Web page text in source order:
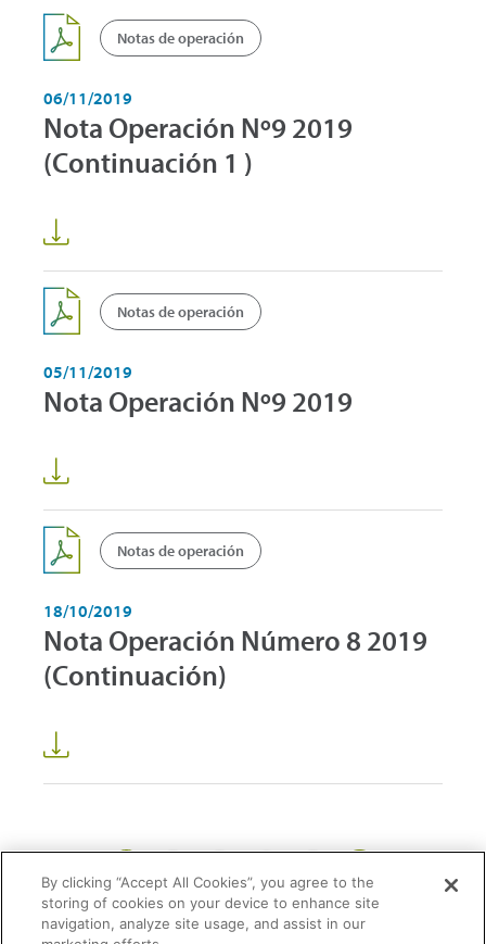
Notas de operación
06/11/2019
Nota Operación Nº9 2019
(Continuación 1 )
Notas de operación
05/11/2019
Nota Operación Nº9 2019
Notas de operación
18/10/2019
Nota Operación Número 8 2019
(Continuación)
By clicking “Accept All Cookies”, you agree to the
storing of cookies on your device to enhance site
navigation, analyze site usage, and assist in our